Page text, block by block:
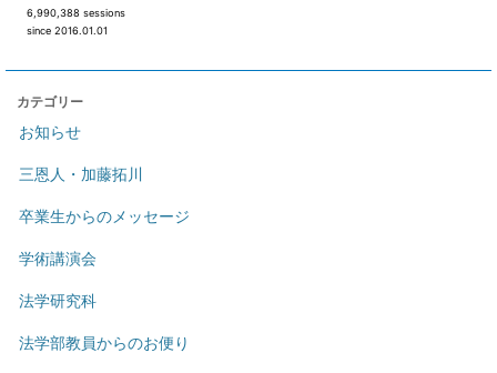
6,990,388 sessions
since 2016.01.01
カテゴリー
お知らせ
三恩人・加藤拓川
卒業生からのメッセージ
学術講演会
法学研究科
法学部教員からのお便り